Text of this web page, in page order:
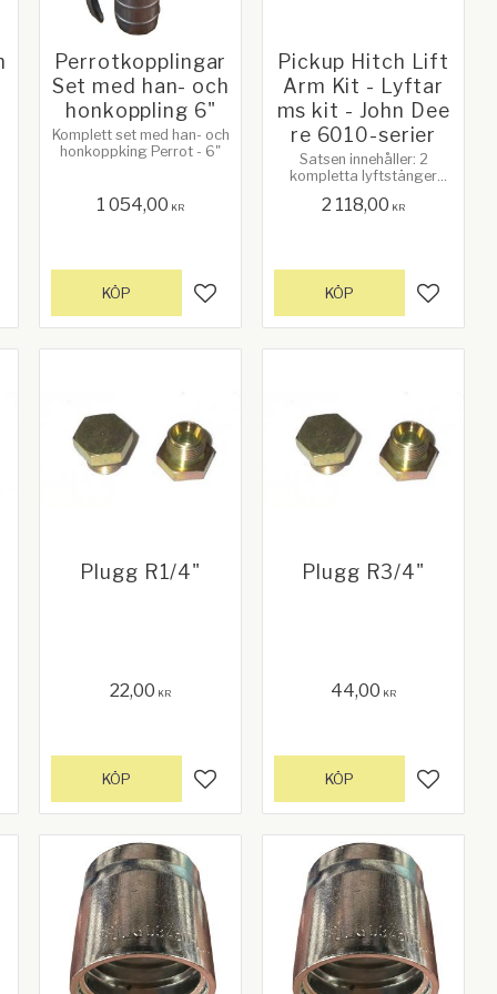
till i favoriter
Perrotkopplingar
Set med han- och
honkoppling 6"
Komplett set med han- och
honkoppking Perrot - 6"
1 054,00 KR
Lägg till i favoriter
KÖP
Pickup Hitch Lift
Arm Kit - Lyftar
ms kit - John Dee
re 6010-serier
Satsen innehåller: 2
kompletta lyftstänger
Korsreferenser: AL117212,
2 118,00 KR
Lägg
KÖP
till i favoriter
Plugg R1/4"
22,00 KR
Lägg till i favoriter
KÖP
Plugg R3/4"
44,00 KR
Lägg
KÖP